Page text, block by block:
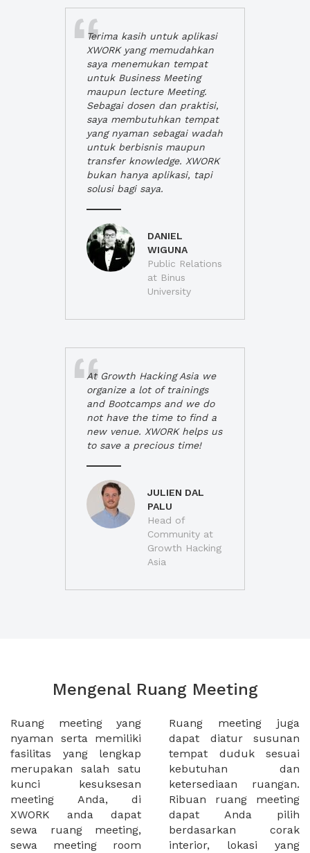
Terima kasih untuk aplikasi
XWORK yang memudahkan
saya menemukan tempat
untuk Business Meeting
maupun lecture Meeting.
Sebagai dosen dan praktisi,
saya membutuhkan tempat
yang nyaman sebagai wadah
untuk berbisnis maupun
transfer knowledge. XWORK
bukan hanya aplikasi, tapi
solusi bagi saya.
DANIEL
WIGUNA
Public Relations
at Binus
University
At Growth Hacking Asia we
organize a lot of trainings
and Bootcamps and we do
not have the time to find a
new venue. XWORK helps us
to save a precious time!
JULIEN DAL
PALU
Head of
Community at
Growth Hacking
Asia
Mengenal Ruang Meeting
Ruang meeting yang
nyaman serta memiliki
fasilitas yang lengkap
merupakan salah satu
kunci kesuksesan
meeting Anda, di
XWORK anda dapat
sewa ruang meeting,
sewa meeting room
Ruang meeting juga
dapat diatur susunan
tempat duduk sesuai
kebutuhan dan
ketersediaan ruangan.
Ribuan ruang meeting
dapat Anda pilih
berdasarkan corak
interior, lokasi yang